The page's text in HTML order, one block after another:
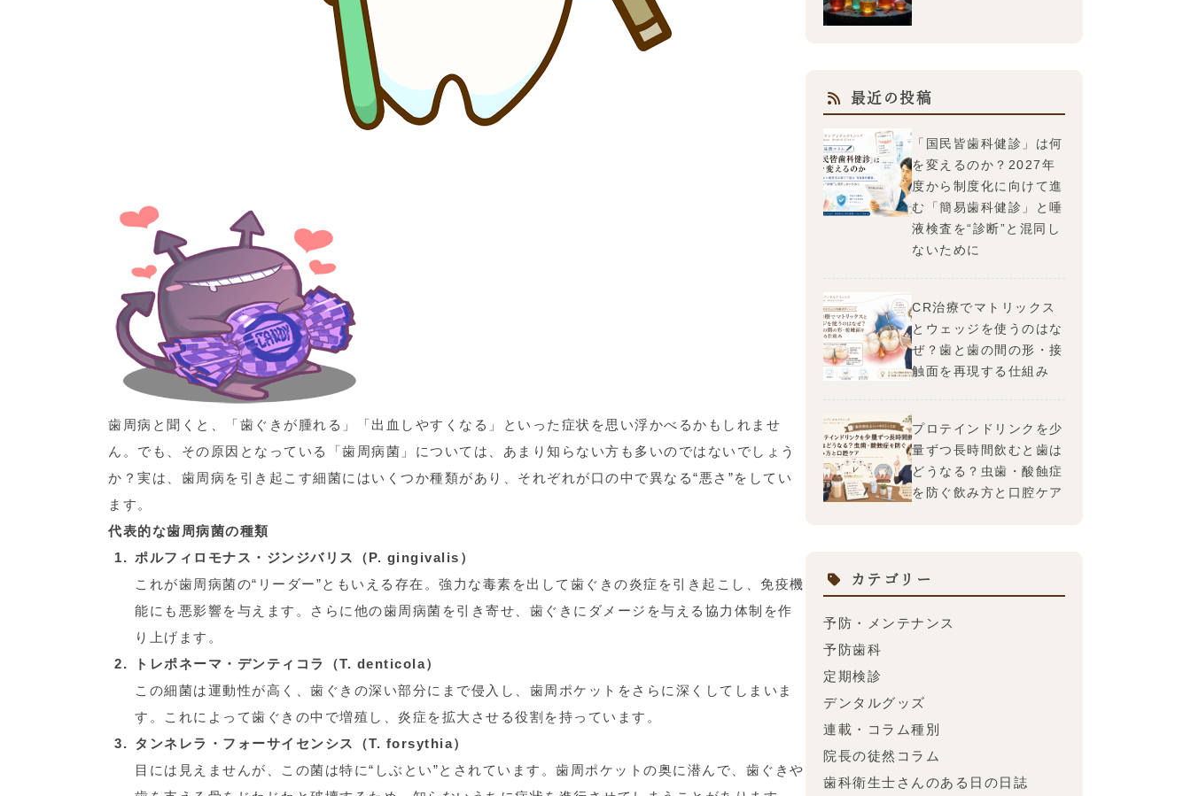
歯周病と聞くと、「歯ぐきが腫れる」「出血しやすくなる」といった症状を思い浮かべるかもしれませ
ん。でも、その原因となっている「歯周病菌」については、あまり知らない方も多いのではないでしょう
か？実は、歯周病を引き起こす細菌にはいくつか種類があり、それぞれが口の中で異なる“悪さ”をしてい
ます。
代表的な歯周病菌の種類
ポルフィロモナス・ジンジバリス（P. gingivalis）
これが歯周病菌の“リーダー”ともいえる存在。強力な毒素を出して歯ぐきの炎症を引き起こし、免疫機
能にも悪影響を与えます。さらに他の歯周病菌を引き寄せ、歯ぐきにダメージを与える協力体制を作
り上げます。
トレポネーマ・デンティコラ（T. denticola）
この細菌は運動性が高く、歯ぐきの深い部分にまで侵入し、歯周ポケットをさらに深くしてしまいま
す。これによって歯ぐきの中で増殖し、炎症を拡大させる役割を持っています。
タンネレラ・フォーサイセンシス（T. forsythia）
目には見えませんが、この菌は特に“しぶとい”とされています。歯周ポケットの奥に潜んで、歯ぐきや
最近の投稿
「国民皆歯科健診」は何
を変えるのか？2027年
度から制度化に向けて進
む「簡易歯科健診」と唾
液検査を“診断”と混同し
ないために
CR治療でマトリックス
とウェッジを使うのはな
ぜ？歯と歯の間の形・接
触面を再現する仕組み
プロテインドリンクを少
量ずつ長時間飲むと歯は
どうなる？虫歯・酸蝕症
を防ぐ飲み方と口腔ケア
カテゴリー
予防・メンテナンス
予防歯科
定期検診
デンタルグッズ
連載・コラム種別
院長の徒然コラム
歯科衛生士さんのある日の日誌